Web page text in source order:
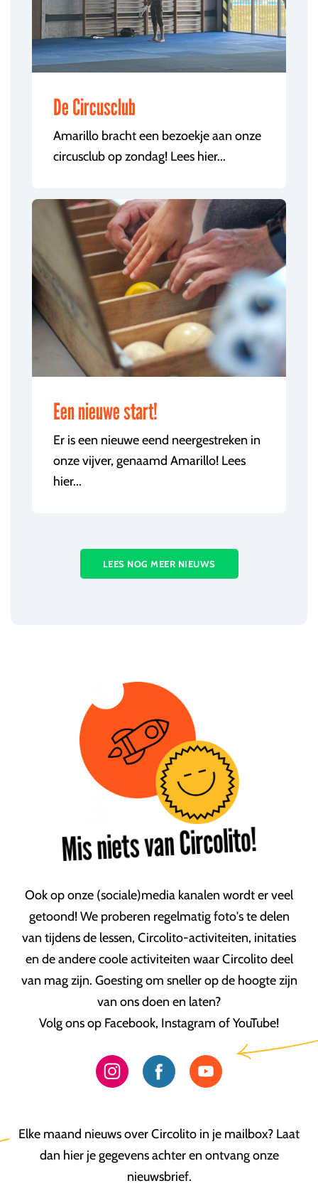
De Circusclub
Amarillo bracht een bezoekje aan onze
circusclub op zondag! Lees hier...
Een nieuwe start!
Er is een nieuwe eend neergestreken in
onze vijver, genaamd Amarillo! Lees
hier...
LEES NOG MEER NIEUWS
Mis niets van Circolito!
Ook op onze (sociale)media kanalen wordt er veel
getoond! We proberen regelmatig foto's te delen
van tijdens de lessen, Circolito-activiteiten, initaties
en de andere coole activiteiten waar Circolito deel
van mag zijn. Goesting om sneller op de hoogte zijn
van ons doen en laten?
Volg ons op Facebook, Instagram of YouTube!
Elke maand nieuws over Circolito in je mailbox? Laat
dan hier je gegevens achter en ontvang onze
nieuwsbrief.